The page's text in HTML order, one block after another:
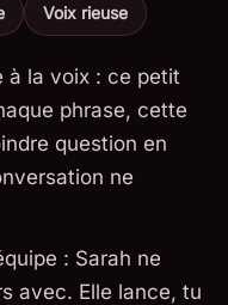
Voix rieuse
à la voix : ce petit
phrase, cette
question en
ne
: Sarah ne
avec. Elle lance, tu